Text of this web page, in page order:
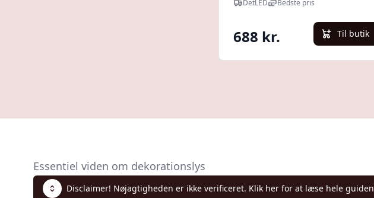
dekorationslys - Kulør :
DetLED Bedste pris
688 kr. Til butik
Essentiel viden om dekorationslys
Disclaimer! Nøjagtigheden er ikke verificeret. Klik her for at læse hele guiden